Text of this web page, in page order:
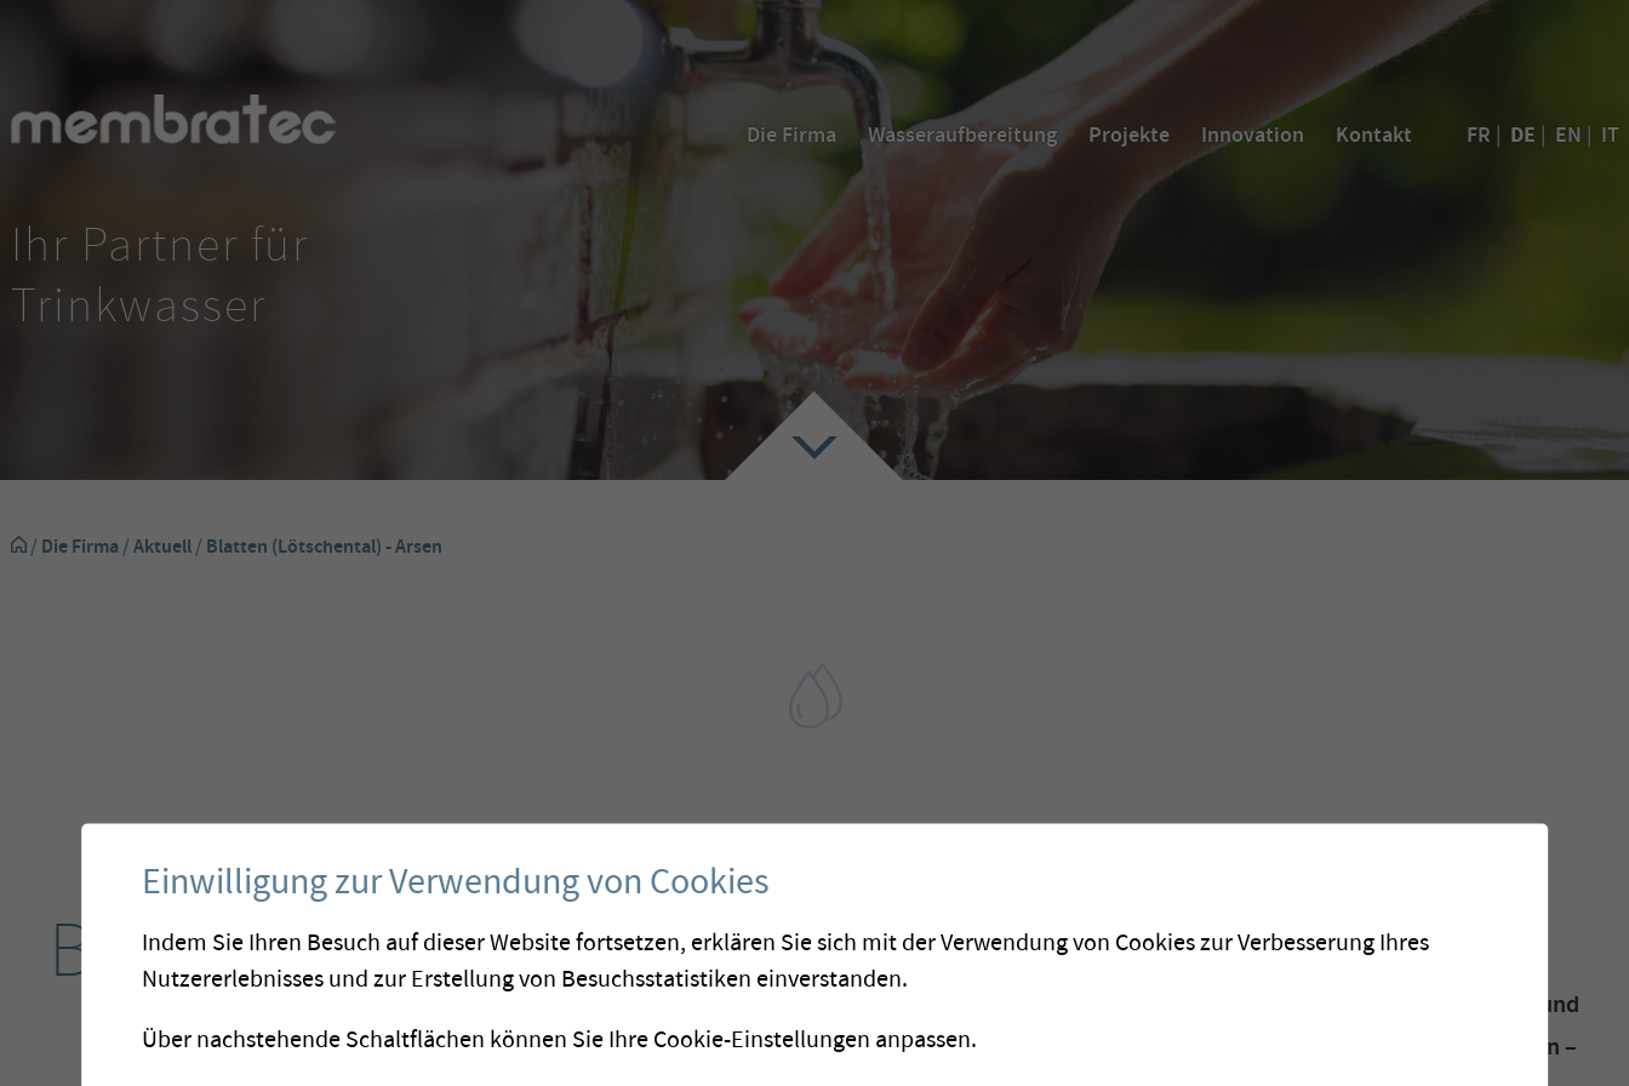
FR | DE | EN | IT
Die Firma Wasseraufbereitung Projekte Innovation Kontakt
Ihr Partner für
Trinkwasser
/ Die Firma/Aktuell/ Blatten (Lötschental) - Arsen
Blatten (Lötschental)
-Arsen
Seit der Anpassung der Grenzwerte von Arsen von 50 auf 10 µg/l eine
Problematik, die viele Gemeinden betrifft. Blatten hat rasch reagiert und
hat mit Hilfe von Membratec eine Arsenreduktionsanlage bauen lassen –
Einwilligung zur Verwendung von Cookies
Indem Sie Ihren Besuch auf dieser Website fortsetzen, erklären Sie sich mit der Verwendung von Cookies zur Verbesserung Ihres
Nutzererlebnisses und zur Erstellung von Besuchsstatistiken einverstanden.
Über nachstehende Schaltflächen können Sie Ihre Cookie-Einstellungen anpassen.